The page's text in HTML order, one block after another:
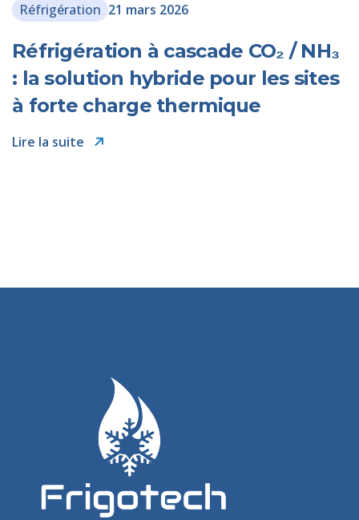
Réfrigération 21 mars 2026
Réfrigération à cascade CO₂ / NH₃
: la solution hybride pour les sites
à forte charge thermique
Lire la suite